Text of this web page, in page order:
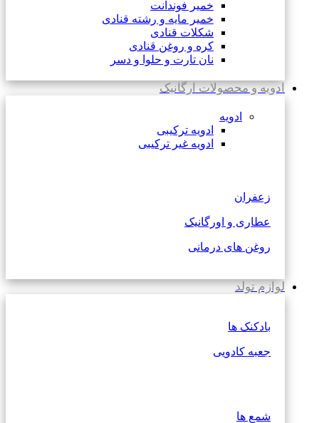
خمیر فوندانت
خمیر مایه و رشته قنادی
شکلات قنادی
کره و روغن قنادی
نان تارت و حلوا و دسر
ادویه و محصولات ارگانیک
ادویه
ادویه ترکیبی
ادویه غیر ترکیبی
زعفران
عطاری و اورگانیک
روغن های درمانی
لوازم تولد
بادکنک ها
جعبه کادویی
شمع ها